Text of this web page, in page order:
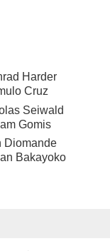
Harder
Cruz
Seiwald
Gomis
Diomande
Bakayoko